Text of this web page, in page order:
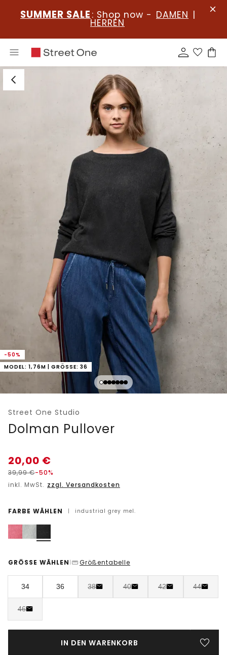
SUMMER SALE : Shop now - DAMEN |
HERREN
-50%
MODEL: 1,76M | GRÖSSE: 36
Street One Studio
Dolman Pullover
20,00 €
39,99€-50%
inkl. MwSt. zzgl. Versandkosten
FARBE WÄHLEN | industrial grey mel.
GRÖSSE WÄHLEN | Größentabelle
34 36 38 40 42 44
46
IN DEN WARENKORB